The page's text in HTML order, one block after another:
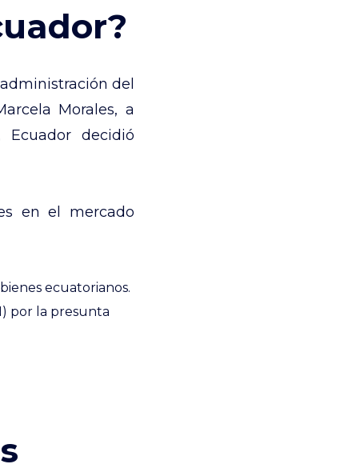
del
Morales, a
decidió
en el mercado
ecuatorianos.
por la presunta